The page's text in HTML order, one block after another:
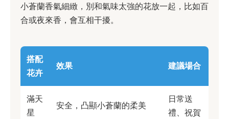
小蒼蘭香氣細緻，別和氣味太強的花放一起，比如百
合或夜來香，會互相干擾。
搭配
花卉
效果 建議場合
滿天
星
安全，凸顯小蒼蘭的柔美
日常送
禮、祝賀